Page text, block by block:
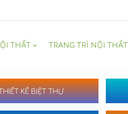
THẤT TRANG TRÍ NỘI THẤT
KẾ BIỆT THỰ